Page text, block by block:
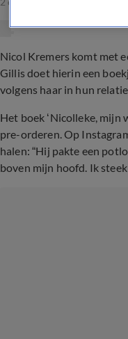
Nicol Kremers komt met
Gillis doet hierin een
volgens haar in hun
Het boek ‘Nicolleke, mijn
pre-orderen. Op
halen: “Hij pakte een
boven mijn hoofd. Ik